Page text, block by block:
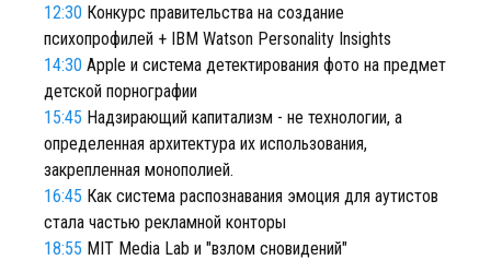
12:30 Конкурс правительства на создание
психопрофилей + IBM Watson Personality Insights
14:30 Apple и система детектирования фото на предмет
детской порнографии
15:45 Надзирающий капитализм - не технологии, а
определенная архитектура их использования,
закрепленная монополией.
16:45 Как система распознавания эмоция для аутистов
стала частью рекламной конторы
18:55 MIT Media Lab и "взлом сновидений"